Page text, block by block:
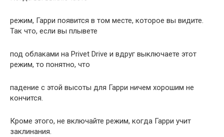
режим, Гарри появится в том месте, которое вы видите.
Так что, если вы плывете
под облаками на Privet Drive и вдруг выключаете этот
режим, то понятно, что
падение с этой высоты для Гарри ничем хорошим не
кончится.
Кроме этого, не включайте режим, когда Гарри учит
заклинания.